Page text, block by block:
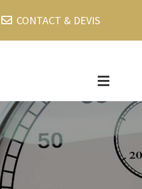
CONTACT & DEVIS